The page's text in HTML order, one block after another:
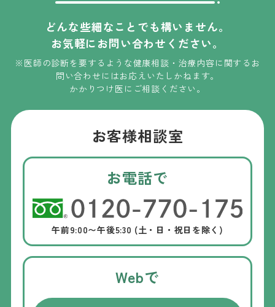
どんな些細なことでも構いません。
お気軽にお問い合わせください。
※医師の診断を要するような健康相談・治療内容に関するお
問い合わせにはお応えいたしかねます。
かかりつけ医にご相談ください。
お客様相談室
お電話で
午前9:00〜午後5:30 (土・日・祝日を除く)
Webで